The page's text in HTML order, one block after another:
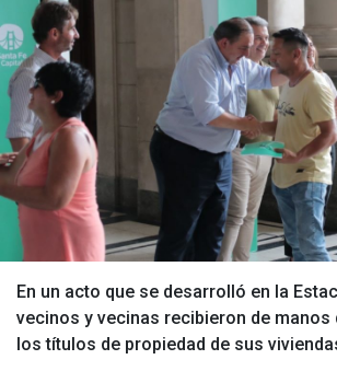
En un acto que se desarrolló en la
vecinos y vecinas recibieron de manos
los títulos de propiedad de sus